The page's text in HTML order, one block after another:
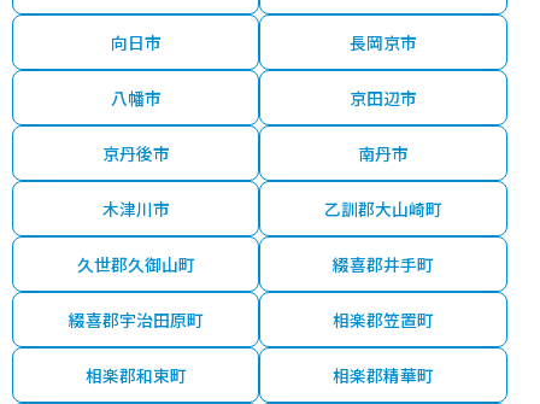
向日市 長岡京市
八幡市 京田辺市
京丹後市 南丹市
木津川市 乙訓郡大山崎町
久世郡久御山町 綴喜郡井手町
綴喜郡宇治田原町 相楽郡笠置町
相楽郡和束町 相楽郡精華町